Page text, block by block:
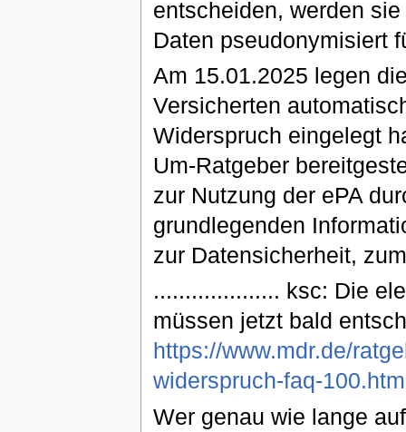
entscheiden, werden
Daten pseudonymisiert
Am 15.01.2025 legen
Versicherten
Widerspruch eingelegt
Um-Ratgeber
zur Nutzung der ePA
grundlegenden
zur Datensicherheit,
.................... ksc: Die
müssen jetzt bald
https://www.mdr.de/
widerspruch-faq-
Wer genau wie lange